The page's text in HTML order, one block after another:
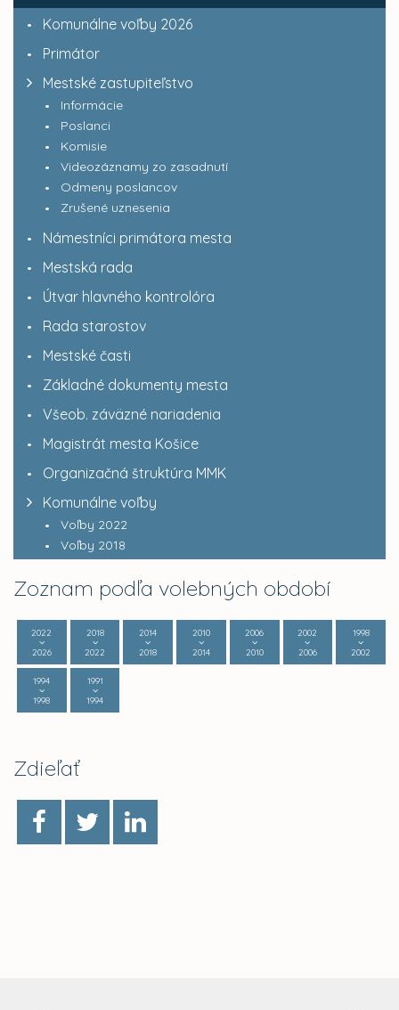
Komunálne voľby 2026
Primátor
Mestské zastupiteľstvo
Informácie
Poslanci
Komisie
Videozáznamy zo zasadnutí
Odmeny poslancov
Zrušené uznesenia
Námestníci primátora mesta
Mestská rada
Útvar hlavného kontrolóra
Rada starostov
Mestské časti
Základné dokumenty mesta
Všeob. záväzné nariadenia
Magistrát mesta Košice
Organizačná štruktúra MMK
Komunálne voľby
Voľby 2022
Voľby 2018
Zoznam podľa volebných období
2022
2026
2018
2022
2014
2018
2010
2014
2006
2010
2002
2006
1998
2002
1994
1998
1991
1994
Zdieľať